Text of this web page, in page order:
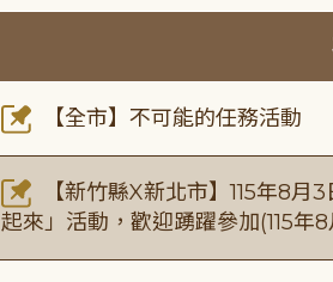
【全市】不可能的任務活動
【新竹縣X新北市】115年8月
起來」活動，歡迎踴躍參加(115年